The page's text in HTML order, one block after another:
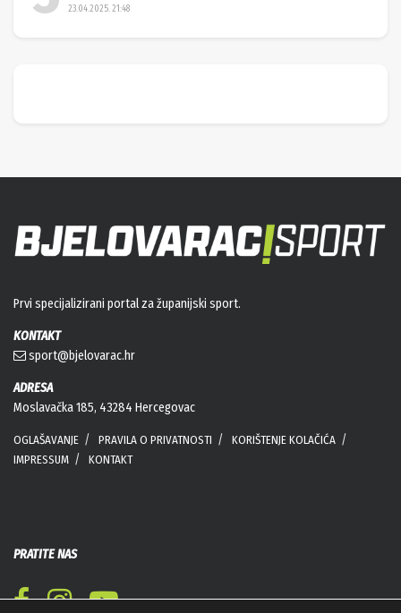
23.04.2025. 21:48
Prvi specijalizirani portal za županijski sport.
KONTAKT
sport@bjelovarac.hr
ADRESA
Moslavačka 185, 43284 Hercegovac
OGLAŠAVANJE PRAVILA O PRIVATNOSTI
KORIŠTENJE KOLAČIĆA
IMPRESSUM
KONTAKT
PRATITE NAS